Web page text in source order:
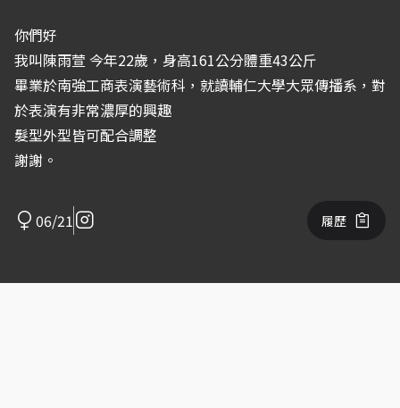
你們好
我叫陳雨萱 今年22歲，身高161公分體重43公斤
畢業於南強工商表演藝術科，就讀輔仁大學大眾傳播系，對
於表演有非常濃厚的興趣
髮型外型皆可配合調整
謝謝。
06/21 履歷